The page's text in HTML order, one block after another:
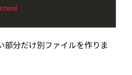
部分だけ別ファイルを作りま